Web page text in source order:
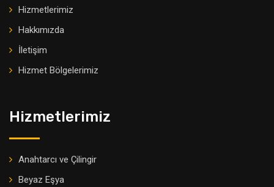
Hizmetlerimiz
Hakkımızda
İletişim
Hizmet Bölgelerimiz
Hizmetlerimiz
Anahtarcı ve Çilingir
Beyaz Eşya